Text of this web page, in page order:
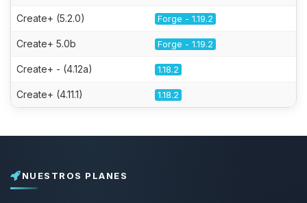
Create+ (5.2.0) Forge - 1.19.2
Create+ 5.0b Forge - 1.19.2
Create+ - (4.12a) 1.18.2
Create+ (4.11.1) 1.18.2
NUESTROS PLANES